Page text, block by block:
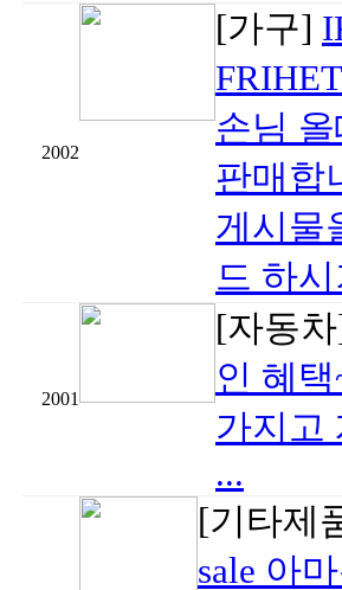
2002
[가구]
손님
판매합
게시물
드 하
2001
[자동
인 혜
가지고
...
[기타제
sale 아